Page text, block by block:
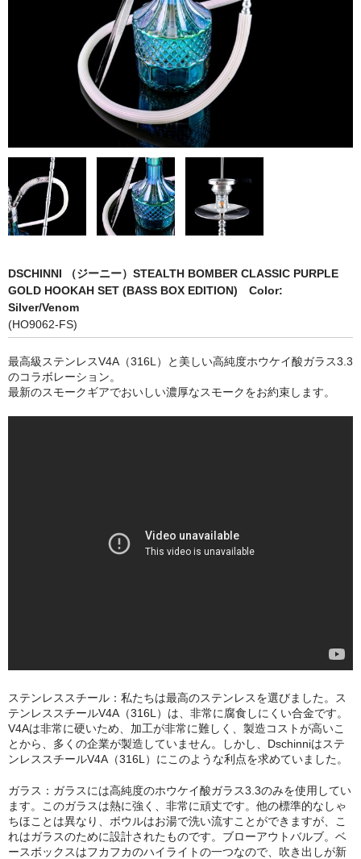
入荷予定 / 最新情報
CyberChill
НА ГРАНИ (NA GRANI)
SHISHABUCKS
Oduman
Kaloud
Khalil Mamoon
VZ
シーシャフレーバー
ChillCloud(チルクラウド）
AL FAKHER(アルファーヘル）
Cobra Blanc
Social Smoke
DSCHINNI （ジーニー）STEALTH BOMBER CLASSIC PURPLE
GOLD HOOKAH SET (BASS BOX EDITION) Color:
Silver/Venom
(HO9062-FS)
最高級ステンレスV4A（316L）と美しい高純度ホウケイ酸ガラス3.3
のコラボレーション。
最新のスモークギアでおいしい濃厚なスモークをお約束します。
ステンレススチール：私たちは最高のステンレスを選びました。ス
テンレススチールV4A（316L）は、非常に腐食しにくい合金です。
V4Aは非常に硬いため、加工が非常に難しく、製造コストが高いこ
とから、多くの企業が製造していません。しかし、Dschinniはステ
ンレススチールV4A（316L）にこのような利点を求めていました。
ガラス：ガラスには高純度のホウケイ酸ガラス3.3のみを使用してい
ます。このガラスは熱に強く、非常に頑丈です。他の標準的なしゃ
ちほことは異なり、ボウルはお湯で洗い流すことができますが、こ
れはガラスのために設計されたものです。ブローアウトバルブ。ベ
ースボックスはフカフカのハイライトの一つなので、吹き出しが新